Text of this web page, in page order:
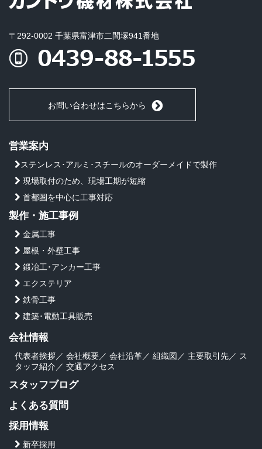
〒292-0002 千葉県富津市二間塚941番地
お問い合わせはこちらから
営業案内
ステンレス･アルミ･スチールのオーダーメイドで製作
現場取付のため、現場工期が短縮
首都圏を中心に工事対応
製作・施工事例
金属工事
屋根・外壁工事
鍛冶工･アンカー工事
エクステリア
鉄骨工事
建築･電動工具販売
会社情報
代表者挨拶／ 会社概要／ 会社沿革／ 組織図 ／ 主要取引先／ ス
タッフ紹介 ／ 交通アクセス
スタッフブログ
よくある質問
採用情報
新卒採用